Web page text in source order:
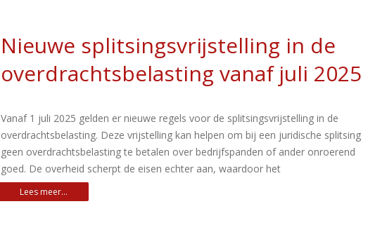
Nieuwe splitsingsvrijstelling in de
overdrachtsbelasting vanaf juli 2025
Vanaf 1 juli 2025 gelden er nieuwe regels voor de splitsingsvrijstelling in de
overdrachtsbelasting. Deze vrijstelling kan helpen om bij een juridische splitsing
geen overdrachtsbelasting te betalen over bedrijfspanden of ander onroerend
goed. De overheid scherpt de eisen echter aan, waardoor het